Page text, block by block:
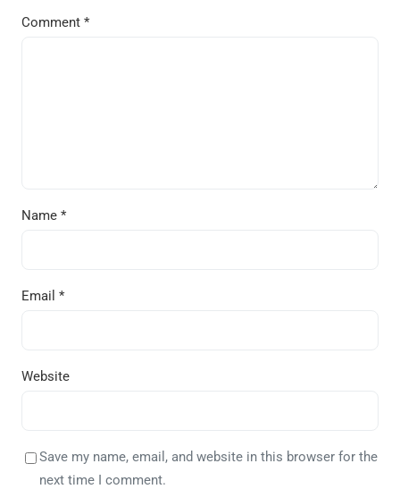
Comment *
Name *
Email *
Website
Save my name, email, and website in this browser for the
next time I comment.